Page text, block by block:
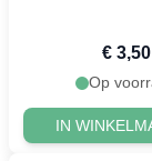
€ 3,50
Op
IN